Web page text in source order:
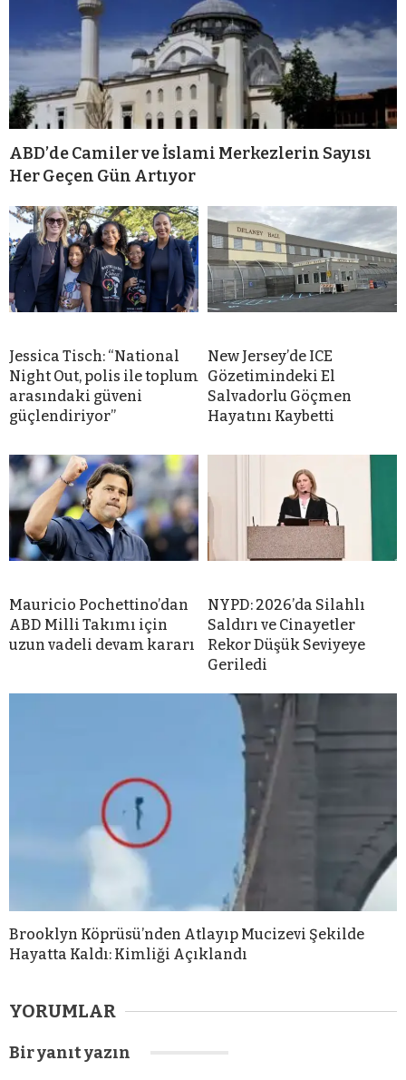
ABD’de Camiler ve İslami Merkezlerin Sayısı
Her Geçen Gün Artıyor
Jessica Tisch: “National
Night Out, polis ile toplum
arasındaki güveni
güçlendiriyor”
New Jersey’de ICE
Gözetimindeki El
Salvadorlu Göçmen
Hayatını Kaybetti
Mauricio Pochettino’dan
ABD Milli Takımı için
uzun vadeli devam kararı
NYPD: 2026’da Silahlı
Saldırı ve Cinayetler
Rekor Düşük Seviyeye
Geriledi
Brooklyn Köprüsü’nden Atlayıp Mucizevi Şekilde
Hayatta Kaldı: Kimliği Açıklandı
YORUMLAR
Bir yanıt yazın